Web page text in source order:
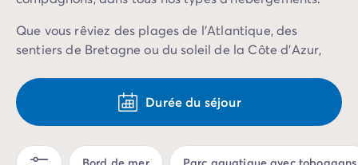
Camping Morbihan
Camping Vannes
Camping Centre-Val de Loire
Camping Chenonceau
Camping Champagne-Ardenne
Camping Ardennes
Camping Corse
Que vous rêviez des plages de l'Atlantique, des
sentiers de Bretagne ou du soleil de la Côte d'Azur,
vacances. Selon les campings, vous trouverez même
des infrastructures dédiées : caniparcs pour se
défouler, canidouches, sentiers de balade à proximité,
ou parcours d'agility pour les plus sportifs.
Durée du séjour